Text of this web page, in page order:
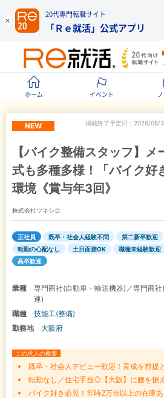
20代専門転職サイト
「Ｒｅ就活」公式アプリ
ホーム イベント
NEW 掲載終了予定日 2026/08/
【バイク整備スタッフ】
式も多種多様！「バイク好
環境《賞与年3回》
株式会社ツキシロ
正社員 既卒・社会人経験不問 第二新卒歓迎
転勤の心配なし
土日面接OK 職種未経験歓迎
高卒歓迎
業種
専門商社(自動車・輸送機器)／専門商
連)
職種
技能工(整備)
勤務地
大阪府
この求人の概要
既卒・社会人デビュー歓迎！育成を前
転勤なし／住宅手当◎【大阪】に腰を据
バイク好き必見！常時2万台以上の在庫